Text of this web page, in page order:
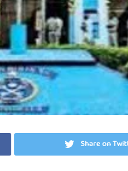
Share on